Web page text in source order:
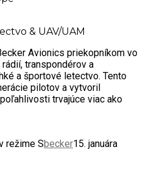
& UAV/UAM
Avionics priekopníkom vo
transpondérov a
a športové letectvo. Tento
pilotov a vytvoril
trvajúce viac ako
režime Sbecker15. januára